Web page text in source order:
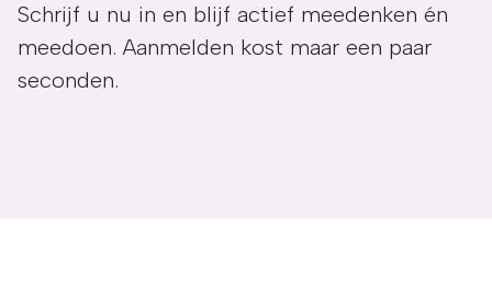
Schrijf u nu in en blijf actief meedenken én
meedoen. Aanmelden kost maar een paar
seconden.